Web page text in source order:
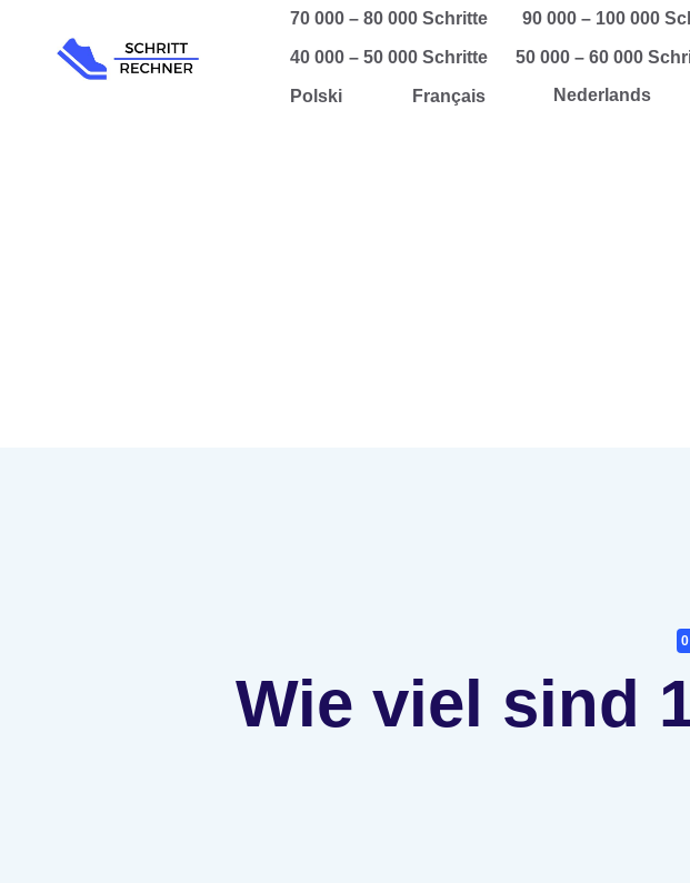
70 000 – 80 000 Schritte 90 000 – 100 000
40 000 – 50 000 Schritte 50 000 – 60 000
Polski Français Nederlands
Wie viel sind